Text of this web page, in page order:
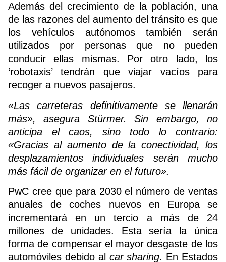
Además del crecimiento de la población, una
de las razones del aumento del tránsito es que
los vehículos autónomos también serán
utilizados por personas que no pueden
conducir ellas mismas. Por otro lado, los
‘robotaxis’ tendrán que viajar vacíos para
recoger a nuevos pasajeros.
«Las carreteras definitivamente se llenarán
más», asegura Stürmer. Sin embargo, no
anticipa el caos, sino todo lo contrario:
«Gracias al aumento de la conectividad, los
desplazamientos individuales serán mucho
más fácil de organizar en el futuro».
PwC cree que para 2030 el número de ventas
anuales de coches nuevos en Europa se
incrementará en un tercio a más de 24
millones de unidades. Esta sería la única
forma de compensar el mayor desgaste de los
automóviles debido al car sharing. En Estados